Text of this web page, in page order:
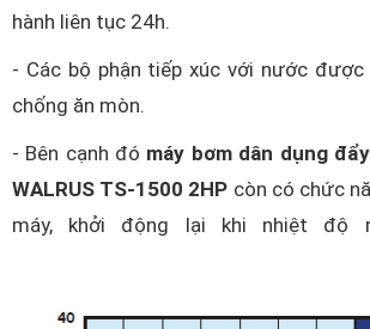
hành liên tục 24h.
- Các bộ phận tiếp xúc với nước
chống ăn mòn.
- Bên cạnh đó máy bơm dân dụng
WALRUS TS-1500 2HP còn có chức
máy, khởi động lại khi nhiệt độ